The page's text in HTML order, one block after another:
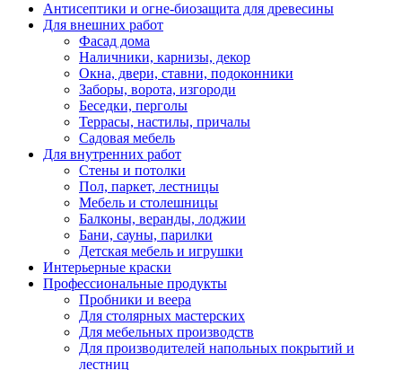
Антисептики и огне-биозащита для древесины
Для внешних работ
Фасад дома
Наличники, карнизы, декор
Окна, двери, ставни, подоконники
Заборы, ворота, изгороди
Беседки, перголы
Террасы, настилы, причалы
Садовая мебель
Для внутренних работ
Стены и потолки
Пол, паркет, лестницы
Мебель и столешницы
Балконы, веранды, лоджии
Бани, сауны, парилки
Детская мебель и игрушки
Интерьерные краски
Профессиональные продукты
Пробники и веера
Для столярных мастерских
Для мебельных производств
Для производителей напольных покрытий и
лестниц